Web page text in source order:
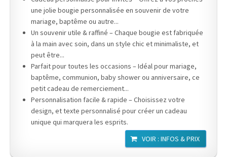
une jolie bougie personnalisée en souvenir de votre
mariage, baptême ou autre...
Un souvenir utile & raffiné – Chaque bougie est fabriquée
à la main avec soin, dans un style chic et minimaliste, et
peut être...
Parfait pour toutes les occasions – Idéal pour mariage,
baptême, communion, baby shower ou anniversaire, ce
petit cadeau de remerciement...
Personnalisation facile & rapide – Choisissez votre
design, et texte personnalisé pour créer un cadeau
unique qui marquera les esprits.
VOIR : INFOS & PRIX